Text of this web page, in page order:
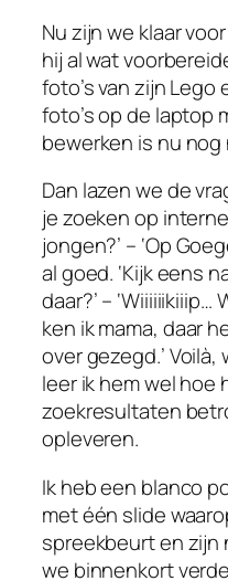
Nu zijn we klaar
hij al wat
foto’s van zijn
foto’s op de laptop
bewerken is nu nog
Dan lazen we de
je zoeken op
jongen?’ – ‘Op
al goed. ‘Kijk eens
daar?’ –
ken ik mama, daar
over gezegd.’
leer ik hem wel hoe
zoekresultaten
opleveren.
Ik heb een blanco
met één slide
spreekbeurt en zijn
we binnenkort